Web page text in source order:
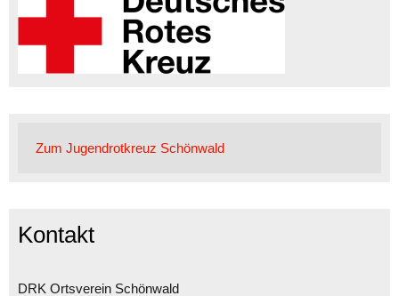
Zum Jugendrotkreuz Schönwald
Kontakt
DRK Ortsverein Schönwald